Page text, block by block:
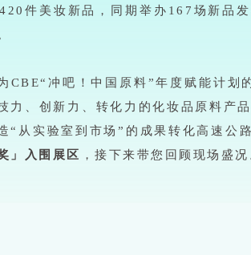
件美妆新品，同期举办167场新品
CBE“冲吧！中国原料”年度赋能计划
力、创新力、转化力的化妆品原料产
“从实验室到市场”的成果转化高速公
」入围展区
，接下来带您回顾现场盛况